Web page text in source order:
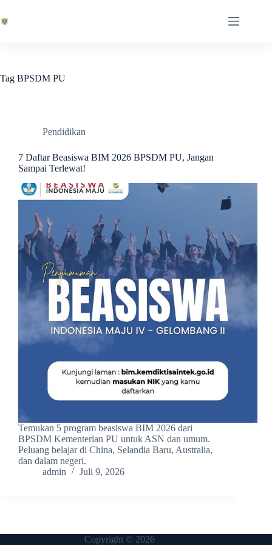
content
Tag BPSDM PU
Pendidikan
7 Daftar Beasiswa BIM 2026 BPSDM PU, Jangan
Sampai Terlewat!
Temukan 5 program beasiswa BIM 2026 dari
BPSDM Kementerian PU untuk ASN dan umum.
Peluang belajar di China, Selandia Baru, Australia,
dan dalam negeri.
admin
Juli 9, 2026
Copyright © 2026